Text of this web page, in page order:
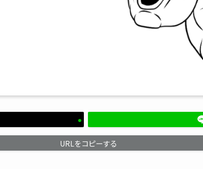
URLをコピーする